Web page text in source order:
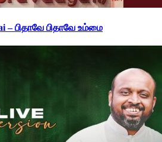
– பிதாவே பிதாவே உம்மை